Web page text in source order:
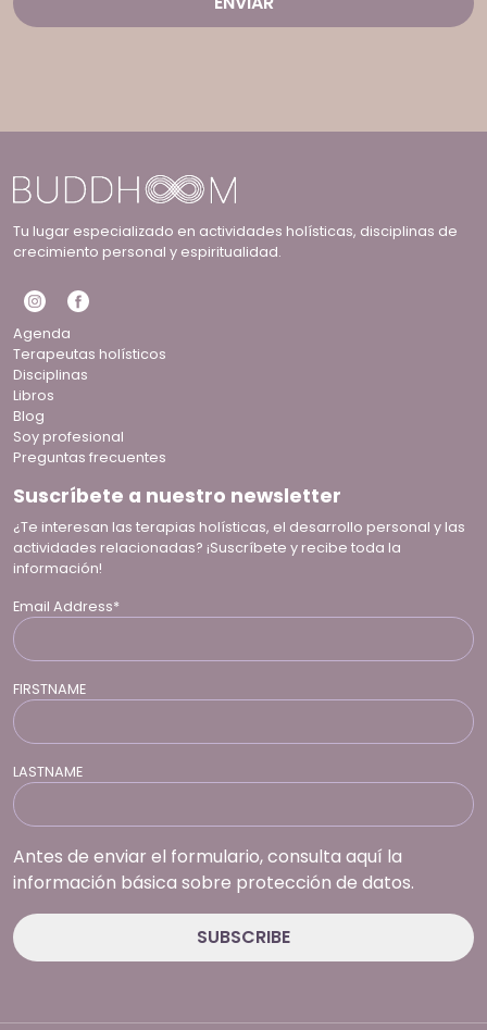
Tu lugar especializado en actividades holísticas, disciplinas de
crecimiento personal y espiritualidad.
Agenda
Terapeutas holísticos
Disciplinas
Libros
Blog
Soy profesional
Preguntas frecuentes
Suscríbete a nuestro newsletter
¿Te interesan las terapias holísticas, el desarrollo personal y las
actividades relacionadas? ¡Suscríbete y recibe toda la
información!
Email Address*
FIRSTNAME
LASTNAME
Antes de enviar el formulario, consulta aquí la
información básica sobre protección de datos.